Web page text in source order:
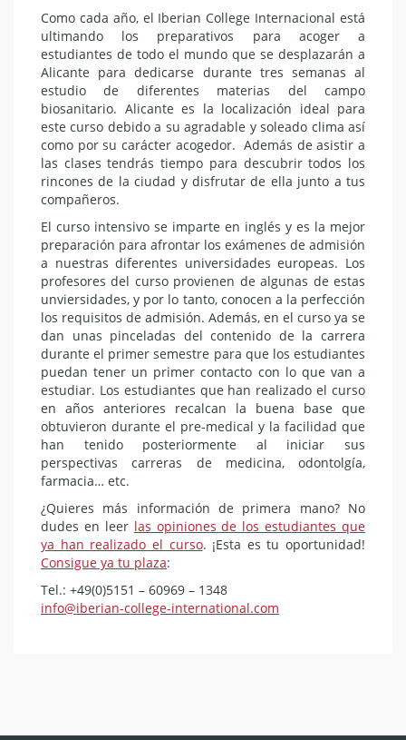
Como cada año, el Iberian College Internacional está
ultimando los preparativos para acoger a
estudiantes de todo el mundo que se desplazarán a
Alicante para dedicarse durante tres semanas al
estudio de diferentes materias del campo
biosanitario. Alicante es la localización ideal para
este curso debido a su agradable y soleado clima así
como por su carácter acogedor. Además de asistir a
las clases tendrás tiempo para descubrir todos los
rincones de la ciudad y disfrutar de ella junto a tus
compañeros.
El curso intensivo se imparte en inglés y es la mejor
preparación para afrontar los exámenes de admisión
a nuestras diferentes universidades europeas. Los
profesores del curso provienen de algunas de estas
unviersidades, y por lo tanto, conocen a la perfección
los requisitos de admisión. Además, en el curso ya se
dan unas pinceladas del contenido de la carrera
durante el primer semestre para que los estudiantes
puedan tener un primer contacto con lo que van a
estudiar. Los estudiantes que han realizado el curso
en años anteriores recalcan la buena base que
obtuvieron durante el pre-medical y la facilidad que
han tenido posteriormente al iniciar sus
perspectivas carreras de medicina, odontolgía,
farmacia… etc.
¿Quieres más información de primera mano? No
dudes en leer las opiniones de los estudiantes que
ya han realizado el curso. ¡Esta es tu oportunidad!
Consigue ya tu plaza:
Tel.: +49(0)5151 – 60969 – 1348
info@iberian-college-international.com